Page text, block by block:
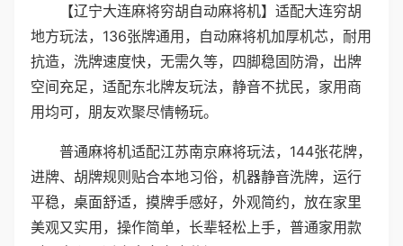
【辽宁大连麻将穷胡自动麻将机】适配大连穷胡
地方玩法，136张牌通用，自动麻将机加厚机芯，耐用
抗造，洗牌速度快，无需久等，四脚稳固防滑，出牌
空间充足，适配东北牌友玩法，静音不扰民，家用商
用均可，朋友欢聚尽情畅玩。
普通麻将机适配江苏南京麻将玩法，144张花牌，
进牌、胡牌规则贴合本地习俗，机器静音洗牌，运行
平稳，桌面舒适，摸牌手感好，外观简约，放在家里
美观又实用，操作简单，长辈轻松上手，普通家用款